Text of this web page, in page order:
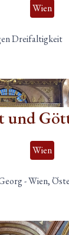
Wien
Dreifaltigkeit
und
Wien
-Wien,